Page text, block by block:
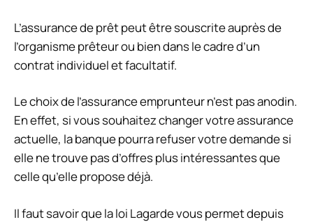
L’assurance de prêt peut être souscrite auprès de
l’organisme prêteur ou bien dans le cadre d’un
contrat individuel et facultatif.
Le choix de l’assurance emprunteur n’est pas anodin.
En effet, si vous souhaitez changer votre assurance
actuelle, la banque pourra refuser votre demande si
elle ne trouve pas d’offres plus intéressantes que
celle qu’elle propose déjà.
Il faut savoir que la loi Lagarde vous permet depuis